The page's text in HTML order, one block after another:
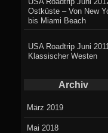
Ostküste – Von New
bis Miami Beach
USA Roadtrip Juni
Klassischer Westen
Archiv
März 2019
Mai 2018